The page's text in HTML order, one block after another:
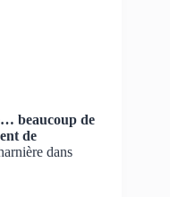
beaucoup de
de
dans